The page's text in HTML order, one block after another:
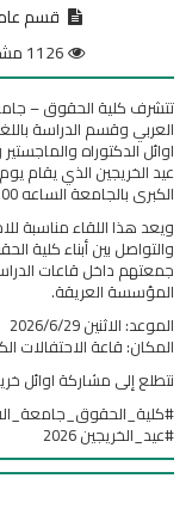
قسم
تتشرف كلية الحقوق –
العربي وقسم الدراسة
الكبرى بالجامعة الساعه 4.00 عصرا .
ويعد هذا اللقاء مناسبة
والتواصل بين أبناء كلية
جمعتهم داخل قاعات
المؤسسة العريقة.
الموعد: الاثنين 2026/6/29
المكان: قاعة الاحتفالات
نتطلع إلى مشاركة اوائل
#عيد_الخريجين 2026